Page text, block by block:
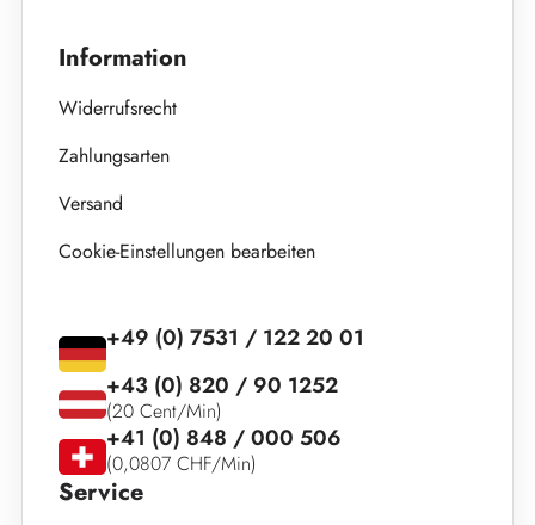
Information
Widerrufsrecht
Zahlungsarten
Versand
Cookie-Einstellungen bearbeiten
Service
+49 (0) 7531 / 122 20 01
+43 (0) 820 / 90 1252
(20 Cent/Min)
+41 (0) 848 / 000 506
(0,0807 CHF/Min)